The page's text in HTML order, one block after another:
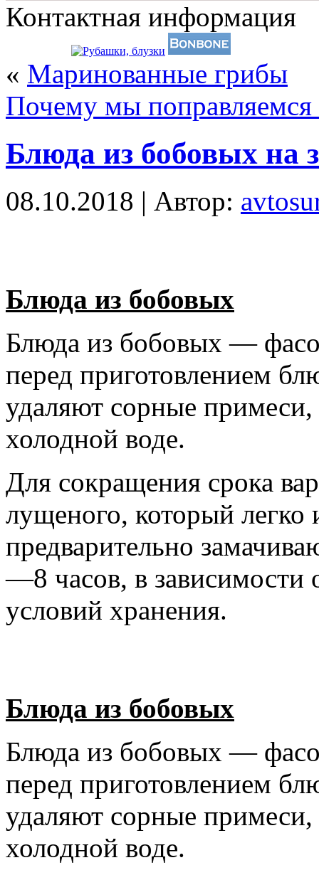
Контактная информация
« Маринованные грибы
Почему мы поправляемся
Блюда из бобовых на
08.10.2018 | Автор:
Блюда из бобовых
Блюда из бобовых —
перед приготовлением
удаляют сорные
холодной воде.
Для сокращения срока
лущеного, который легко
предварительно
—8 часов, в зависимости
условий хранения.
Блюда из бобовых
Блюда из бобовых —
перед приготовлением
удаляют сорные
холодной воде.